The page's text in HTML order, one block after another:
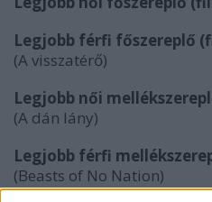
Legjobb férfi főszereplő
(A visszatérő)
Legjobb női
(A dán lány)
Legjobb férfi
(Beasts of No Nation)